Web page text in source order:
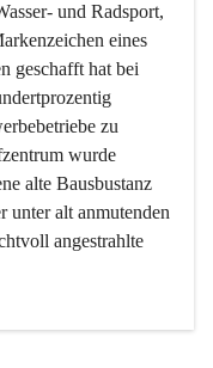
und Radsport,
eines
geschafft hat bei
zu
wurde
alte Bausbustanz
unter alt anmutenden
angestrahlte
ist aber integrativer